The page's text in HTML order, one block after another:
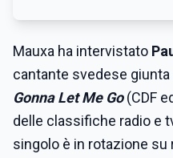
Mauxa ha intervistato
cantante svedese
Gonna Let Me Go(CDF
delle classifiche radio e
singolo è in rotazione su